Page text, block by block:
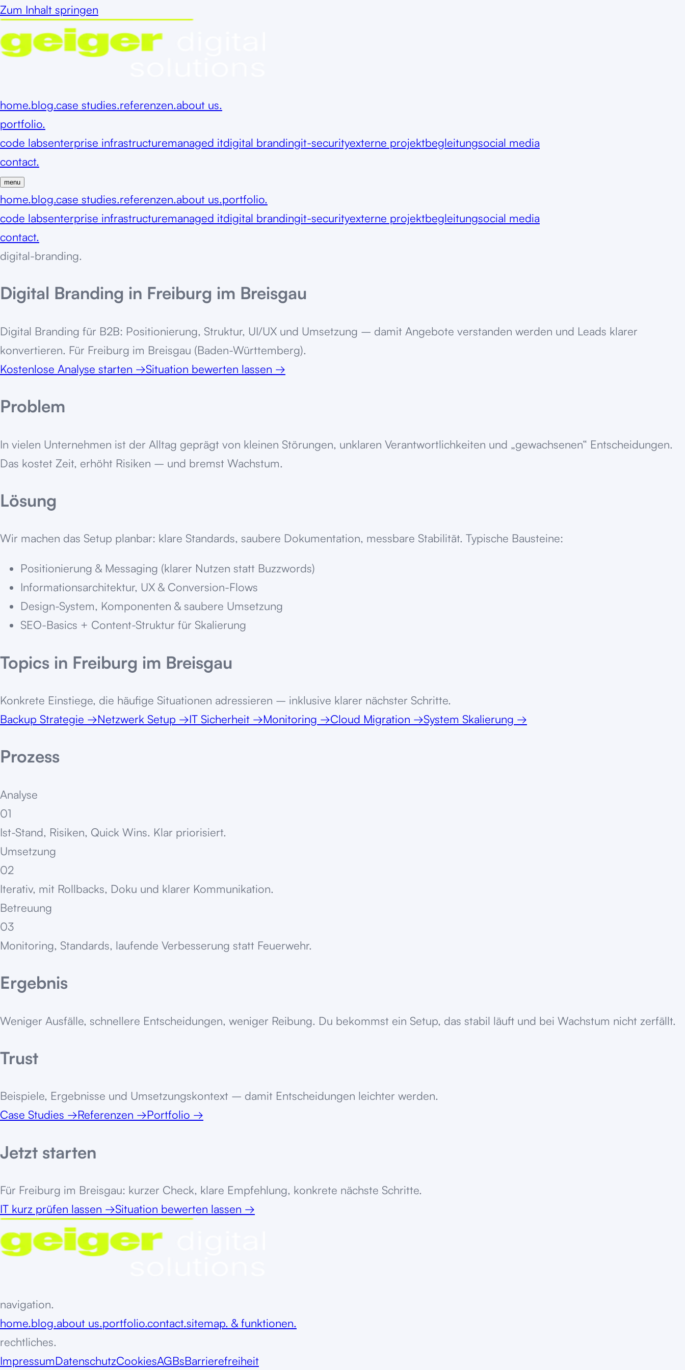
Zum Inhalt springen
home.blog.case studies.referenzen.about us.
portfolio.
code labsenterprise infrastructuremanaged itdigital brandingit-securityexterne projektbegleitungsocial media
contact.
menu
home.blog.case studies.referenzen.about us.portfolio.
code labsenterprise infrastructuremanaged itdigital brandingit-securityexterne projektbegleitungsocial media
contact.
digital-branding.
Digital Branding in Freiburg im Breisgau
Digital Branding für B2B: Positionierung, Struktur, UI/UX und Umsetzung – damit Angebote verstanden werden und Leads klarer
konvertieren. Für Freiburg im Breisgau (Baden-Württemberg).
Kostenlose Analyse starten →Situation bewerten lassen →
Problem
In vielen Unternehmen ist der Alltag geprägt von kleinen Störungen, unklaren Verantwortlichkeiten und „gewachsenen“ Entscheidungen.
Das kostet Zeit, erhöht Risiken – und bremst Wachstum.
Lösung
Wir machen das Setup planbar: klare Standards, saubere Dokumentation, messbare Stabilität. Typische Bausteine:
Positionierung & Messaging (klarer Nutzen statt Buzzwords)
Informationsarchitektur, UX & Conversion-Flows
Design-System, Komponenten & saubere Umsetzung
SEO-Basics + Content-Struktur für Skalierung
Topics in Freiburg im Breisgau
Konkrete Einstiege, die häufige Situationen adressieren – inklusive klarer nächster Schritte.
Backup Strategie →Netzwerk Setup →IT Sicherheit →Monitoring →Cloud Migration →System Skalierung →
Prozess
Analyse
01
Ist-Stand, Risiken, Quick Wins. Klar priorisiert.
Umsetzung
02
Iterativ, mit Rollbacks, Doku und klarer Kommunikation.
Betreuung
03
Monitoring, Standards, laufende Verbesserung statt Feuerwehr.
Ergebnis
Weniger Ausfälle, schnellere Entscheidungen, weniger Reibung. Du bekommst ein Setup, das stabil läuft und bei Wachstum nicht zerfällt.
Trust
Beispiele, Ergebnisse und Umsetzungskontext – damit Entscheidungen leichter werden.
Case Studies →Referenzen →Portfolio →
Jetzt starten
Für Freiburg im Breisgau: kurzer Check, klare Empfehlung, konkrete nächste Schritte.
IT kurz prüfen lassen →Situation bewerten lassen →
navigation.
home.blog.about us.portfolio.contact.sitemap. & funktionen.
rechtliches.
ImpressumDatenschutzCookiesAGBsBarrierefreiheit